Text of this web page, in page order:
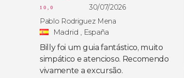
10,0
30/07/2026
Pablo Rodriguez Mena
Madrid , España
Billy foi um guia fantástico, muito
simpático e atencioso. Recomendo
vivamente a excursão.